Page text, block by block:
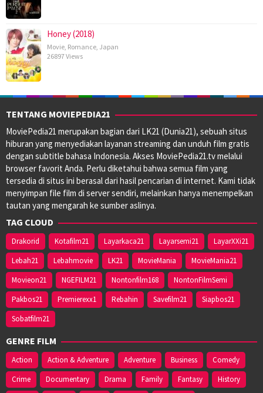
Honey (2018)
Movie Romance Japan
26897 Views
TENTANG MOVIEPEDIA21
MoviePedia21 merupakan bagian dari LK21 (Dunia21), sebuah situs
hiburan yang menyediakan layanan streaming dan unduh film gratis
dengan subtitle bahasa Indonesia. Akses MoviePedia21.tv melalui
browser favorit Anda. Perlu diketahui bahwa semua film yang
tersedia di situs ini berasal dari hasil pencarian di internet. Kami tidak
menyimpan file film di server sendiri, melainkan hanya menempelkan
tautan yang mengarah ke sumber aslinya.
TAG CLOUD
Drakorid Kotafilm21 Layarkaca21 Layarsemi21
LayarXXi21
Lebah21
Lebahmovie LK21 MovieMania
MovieMania21
Movieon21
NGEFILM21 Nontonfilm168
NontonFilmSemi
Pakbos21
Premierexx1 Rebahin Savefilm21
Siapbos21
Sobatfilm21
GENRE FILM
Action Action & Adventure Adventure Business
Comedy
Crime
Documentary Drama Family Fantasy History